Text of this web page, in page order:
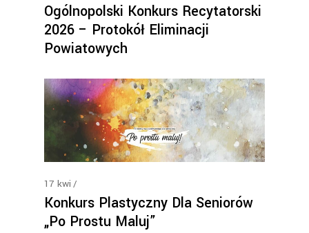
Ogólnopolski Konkurs Recytatorski
2026 – Protokół Eliminacji
Powiatowych
17 kwi
Konkurs Plastyczny Dla Seniorów
„Po Prostu Maluj”